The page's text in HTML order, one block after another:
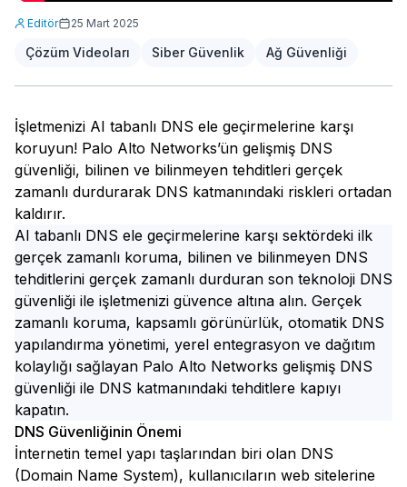
Editör 25 Mart 2025
Çözüm Videoları Siber Güvenlik Ağ Güvenliği
İşletmenizi AI tabanlı DNS ele geçirmelerine karşı
koruyun! Palo Alto Networks’ün gelişmiş DNS
güvenliği, bilinen ve bilinmeyen tehditleri gerçek
zamanlı durdurarak DNS katmanındaki riskleri ortadan
kaldırır.
AI tabanlı DNS ele geçirmelerine karşı sektördeki ilk
gerçek zamanlı koruma, bilinen ve bilinmeyen DNS
tehditlerini gerçek zamanlı durduran son teknoloji DNS
güvenliği ile işletmenizi güvence altına alın. Gerçek
zamanlı koruma, kapsamlı görünürlük, otomatik DNS
yapılandırma yönetimi, yerel entegrasyon ve dağıtım
kolaylığı sağlayan Palo Alto Networks gelişmiş DNS
güvenliği ile DNS katmanındaki tehditlere kapıyı
kapatın.
DNS Güvenliğinin Önemi
İnternetin temel yapı taşlarından biri olan DNS
(Domain Name System), kullanıcıların web sitelerine